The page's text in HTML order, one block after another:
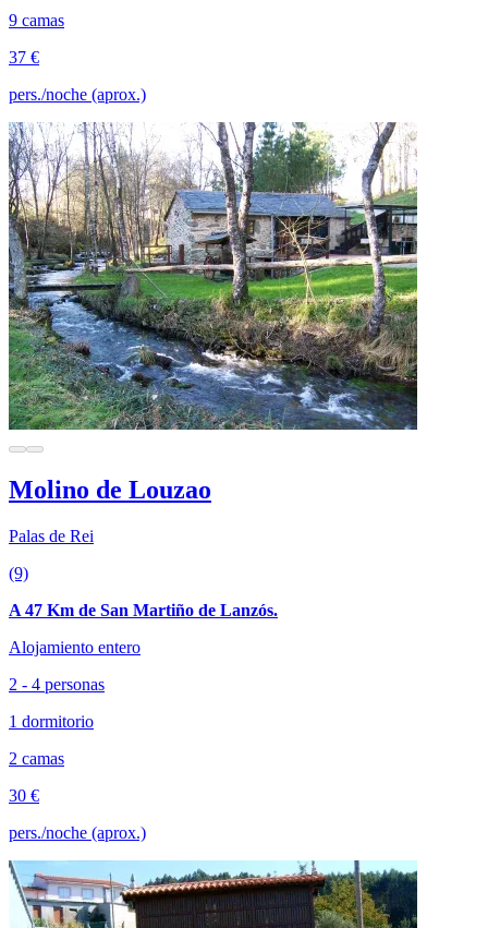
9 camas
37 €
pers./noche (aprox.)
Molino de Louzao
Palas de Rei
(9)
A 47 Km de San Martiño de Lanzós.
Alojamiento entero
2 - 4 personas
1 dormitorio
2 camas
30 €
pers./noche (aprox.)